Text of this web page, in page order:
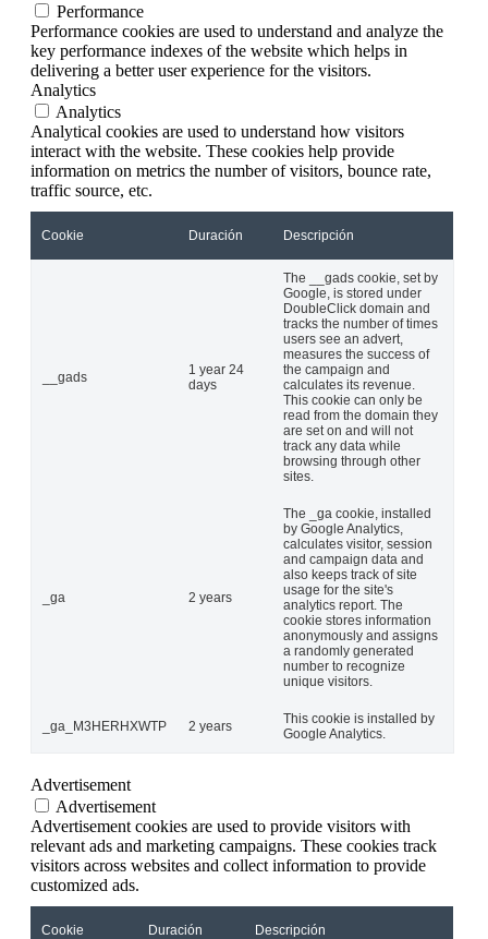
Performance
Performance cookies are used to understand and analyze the
key performance indexes of the website which helps in
delivering a better user experience for the visitors.
Analytics
Analytics
Analytical cookies are used to understand how visitors
interact with the website. These cookies help provide
information on metrics the number of visitors, bounce rate,
traffic source, etc.
Cookie Duración Descripción
__gads
1 year 24
days
The __gads cookie, set by
Google, is stored under
DoubleClick domain and
tracks the number of times
users see an advert,
measures the success of
the campaign and
calculates its revenue.
This cookie can only be
read from the domain they
are set on and will not
track any data while
browsing through other
sites.
_ga 2 years
The _ga cookie, installed
by Google Analytics,
calculates visitor, session
and campaign data and
also keeps track of site
usage for the site's
analytics report. The
cookie stores information
anonymously and assigns
a randomly generated
number to recognize
unique visitors.
_ga_M3HERHXWTP 2 years
This cookie is installed by
Google Analytics.
Advertisement
Advertisement
Advertisement cookies are used to provide visitors with
relevant ads and marketing campaigns. These cookies track
visitors across websites and collect information to provide
customized ads.
Cookie Duración Descripción